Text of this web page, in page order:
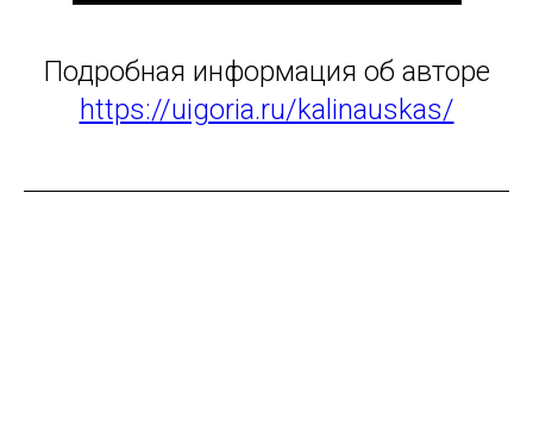
Подробная информация об авторе
https://uigoria.ru/kalinauskas/